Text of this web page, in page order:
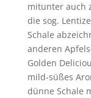
mitunter auch
die sog.
Schale
anderen
Golden
mild-süßes
dünne Schale